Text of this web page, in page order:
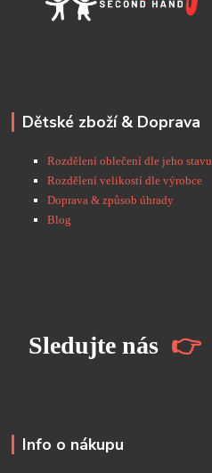
Dětské zboží & Doprava
Rozdělení oblečení dle jeho stavu
Rozdělení velikostí dle výrobce
Doprava & způsob úhrady
Blog
Sledujte nás 👉
Info o nákupu